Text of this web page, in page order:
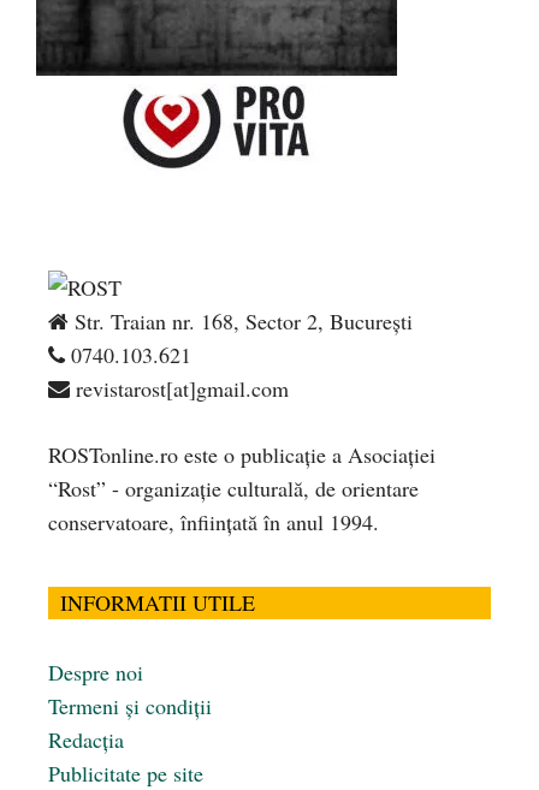
Str. Traian nr. 168, Sector 2, București
0740.103.621
revistarost[at]gmail.com
ROSTonline.ro este o publicaţie a Asociaţiei
“Rost” - organizaţie culturală, de orientare
conservatoare, înfiinţată în anul 1994.
INFORMATII UTILE
Despre noi
Termeni și condiții
Redacția
Publicitate pe site